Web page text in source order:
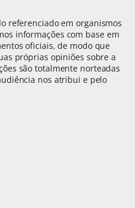
referenciado em organismos
informações com base em
oficiais, de modo que
próprias opiniões sobre a
são totalmente norteadas
nos atribui e pelo